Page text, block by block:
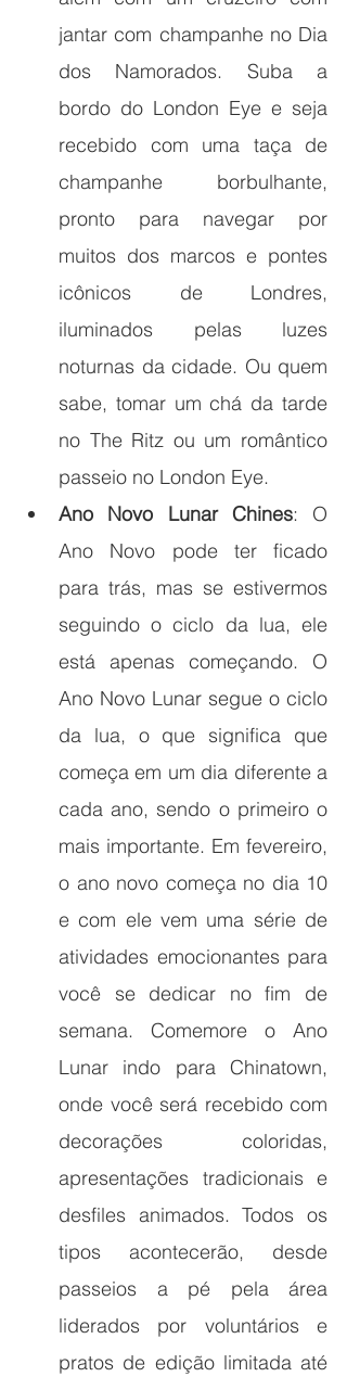
jantar com champanhe no Dia
dos Namorados. Suba a
bordo do London Eye e seja
recebido com uma taça de
champanhe borbulhante,
pronto para navegar por
muitos dos marcos e pontes
icônicos de Londres,
iluminados pelas luzes
noturnas da cidade. Ou quem
sabe, tomar um chá da tarde
no The Ritz ou um romântico
passeio no London Eye.
Ano Novo Lunar Chines: O
Ano Novo pode ter ficado
para trás, mas se estivermos
seguindo o ciclo da lua, ele
está apenas começando. O
Ano Novo Lunar segue o ciclo
da lua, o que significa que
começa em um dia diferente a
cada ano, sendo o primeiro o
mais importante. Em fevereiro,
o ano novo começa no dia 10
e com ele vem uma série de
atividades emocionantes para
você se dedicar no fim de
semana. Comemore o Ano
Lunar indo para Chinatown,
onde você será recebido com
decorações coloridas,
apresentações tradicionais e
desfiles animados. Todos os
tipos acontecerão, desde
passeios a pé pela área
liderados por voluntários e
pratos de edição limitada até